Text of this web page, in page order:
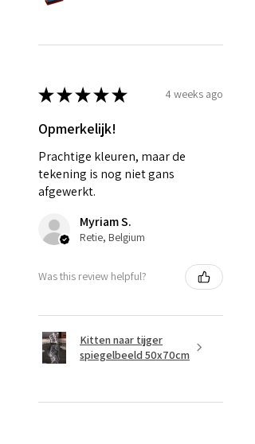
★★★★★ 4 weeks ago
Opmerkelijk!
Prachtige kleuren, maar de
tekening is nog niet gans
afgewerkt.
Myriam S.
Retie, Belgium
Was this review helpful?
Kitten naar tijger
spiegelbeeld 50x70cm